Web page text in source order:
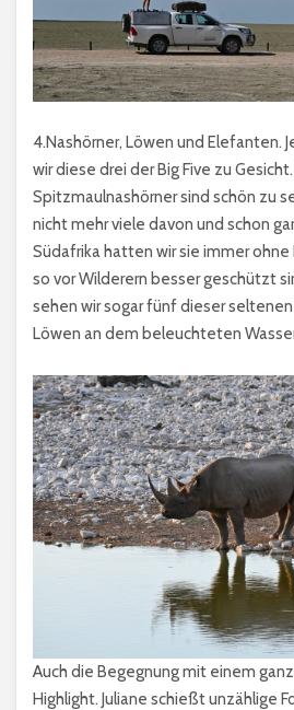
4.Nashörner, Löwen und Elefanten.
wir diese drei der Big Five zu
Spitzmaulnashörner sind schön zu
nicht mehr viele davon und schon
Südafrika hatten wir sie immer ohne
so vor Wilderern besser geschützt
sehen wir sogar fünf dieser
Löwen an dem beleuchteten
Auch die Begegnung mit einem
Highlight. Juliane schießt unzählige